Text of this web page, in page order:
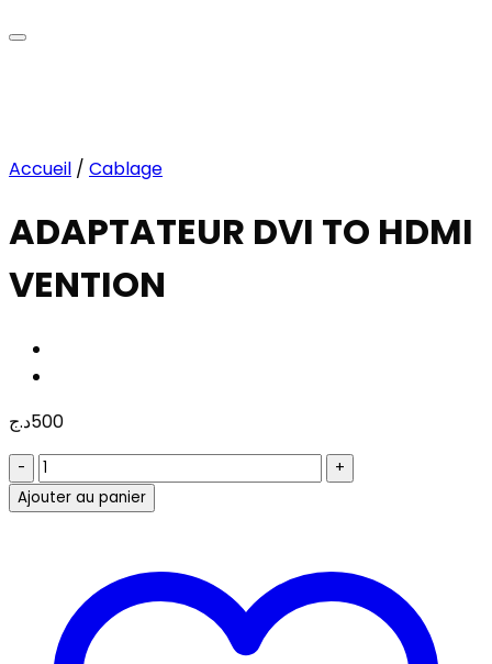
Accueil / Cablage
ADAPTATEUR DVI TO HDMI
VENTION
500د.ج
quantité
de
ADAPTATEUR
HDMI
VENTION
Ajouter au panier